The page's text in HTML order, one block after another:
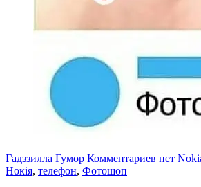
Гадззилла Гумор Комментариев нет
Нокія, телефон, Фотошоп